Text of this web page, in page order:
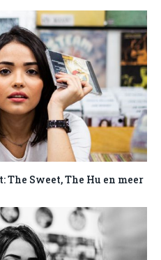
Sweet, The Hu en meer